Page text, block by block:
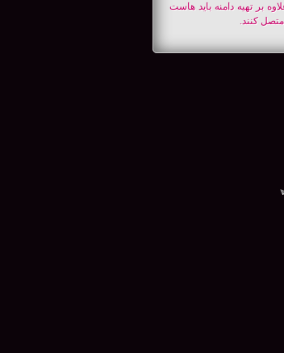
بر تهیه دامنه باید هاست
کنند.